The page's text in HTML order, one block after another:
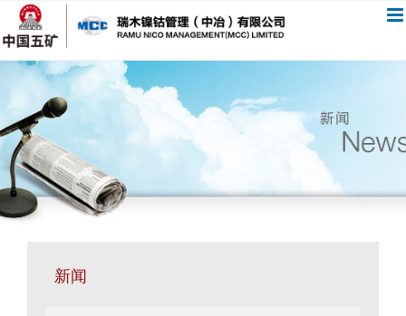
过
新闻